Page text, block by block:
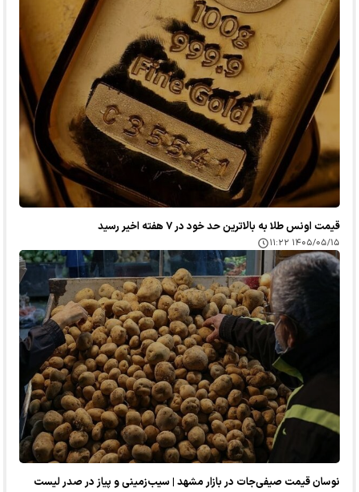
قیمت اونس طلا به بالاترین حد خود در ۷ هفته اخیر رسید
۱۴۰۵/۰۵/۱۵ ۱۱:۲۲
نوسان قیمت صیفی‌جات در بازار مشهد | سیب‌زمینی و پیاز در صدر لیست